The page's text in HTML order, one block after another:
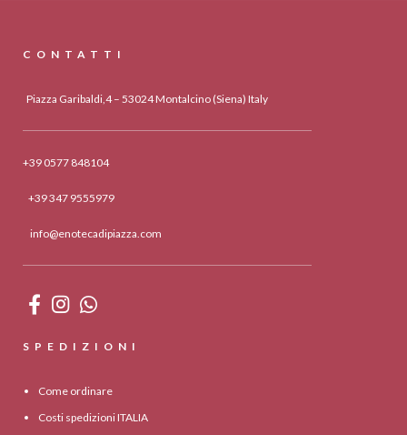
CONTATTI
Piazza Garibaldi,4 – 53024 Montalcino (Siena) Italy
+39 0577 848104
+39 347 9555979
info@enotecadipiazza.com
SPEDIZIONI
Come ordinare
Costi spedizioni ITALIA